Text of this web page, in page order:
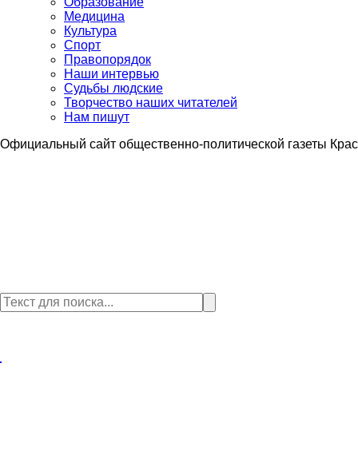
Медицина
Культура
Спорт
Правопорядок
Наши интервью
Судьбы людские
Творчество наших читателей
Нам пишут
Официальный сайт общественно-политической газеты